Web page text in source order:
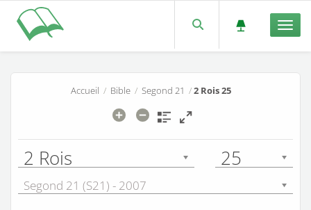
Accueil / Bible/ Segond 21 /2 Rois 25
2 Rois 25
Segond 21 (S21) - 2007